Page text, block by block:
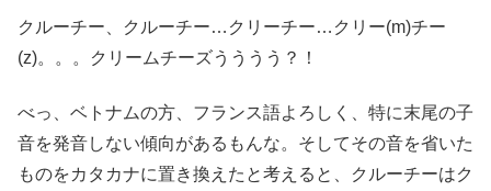
クルーチー、クルーチー…クリーチー…クリー(m)チー
(z)。。。クリームチーズうううう？！
べっ、ベトナムの方、フランス語よろしく、特に末尾の子
音を発音しない傾向があるもんな。そしてその音を省いた
ものをカタカナに置き換えたと考えると、クルーチーはク